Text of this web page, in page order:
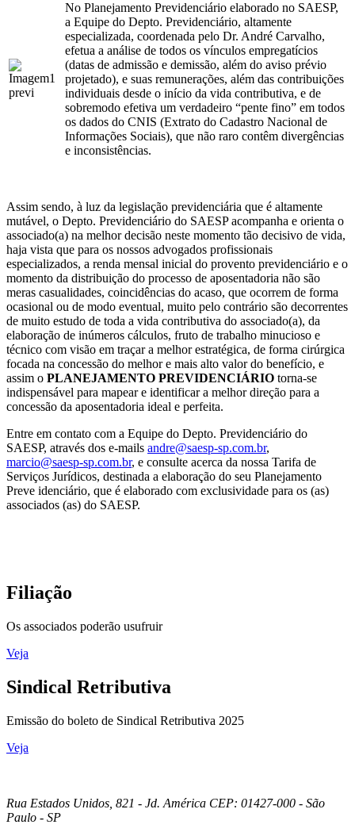
No Planejamento Previdenciário elaborado no SAESP,
a Equipe do Depto. Previdenciário, altamente
especializada, coordenada pelo Dr. André Carvalho,
efetua a análise de todos os vínculos empregatícios
(datas de admissão e demissão, além do aviso prévio
projetado), e suas remunerações, além das contribuições
individuais desde o início da vida contributiva, e de
sobremodo efetiva um verdadeiro “pente fino” em todos
os dados do CNIS (Extrato do Cadastro Nacional de
Informações Sociais), que não raro contêm divergências
e inconsistências.
Assim sendo, à luz da legislação previdenciária que é altamente
mutável, o Depto. Previdenciário do SAESP acompanha e orienta o
associado(a) na melhor decisão neste momento tão decisivo de vida,
haja vista que para os nossos advogados profissionais
especializados, a renda mensal inicial do provento previdenciário e o
momento da distribuição do processo de aposentadoria não são
meras casualidades, coincidências do acaso, que ocorrem de forma
ocasional ou de modo eventual, muito pelo contrário são decorrentes
de muito estudo de toda a vida contributiva do associado(a), da
elaboração de inúmeros cálculos, fruto de trabalho minucioso e
técnico com visão em traçar a melhor estratégica, de forma cirúrgica
focada na concessão do melhor e mais alto valor do benefício, e
assim o PLANEJAMENTO PREVIDENCIÁRIO torna-se
indispensável para mapear e identificar a melhor direção para a
concessão da aposentadoria ideal e perfeita.
Entre em contato com a Equipe do Depto. Previdenciário do
SAESP, através dos e-mails andre@saesp-sp.com.br,
marcio@saesp-sp.com.br, e consulte acerca da nossa Tarifa de
Serviços Jurídicos, destinada a elaboração do seu Planejamento
Preve idenciário, que é elaborado com exclusividade para os (as)
associados (as) do SAESP.
Filiação
Os associados poderão usufruir
Veja
Sindical Retributiva
Emissão do boleto de Sindical Retributiva 2025
Veja
Rua Estados Unidos, 821 - Jd. América CEP: 01427-000 - São
Paulo - SP